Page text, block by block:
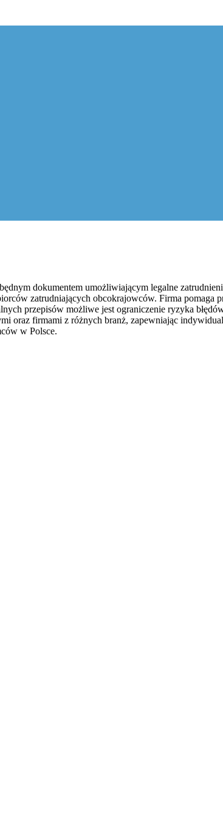
dokumentem umożliwiającym legalne
zatrudniających obcokrajowców. Firma
przepisów możliwe jest ograniczenie ryzyka
firmami z różnych branż, zapewniając
w Polsce.